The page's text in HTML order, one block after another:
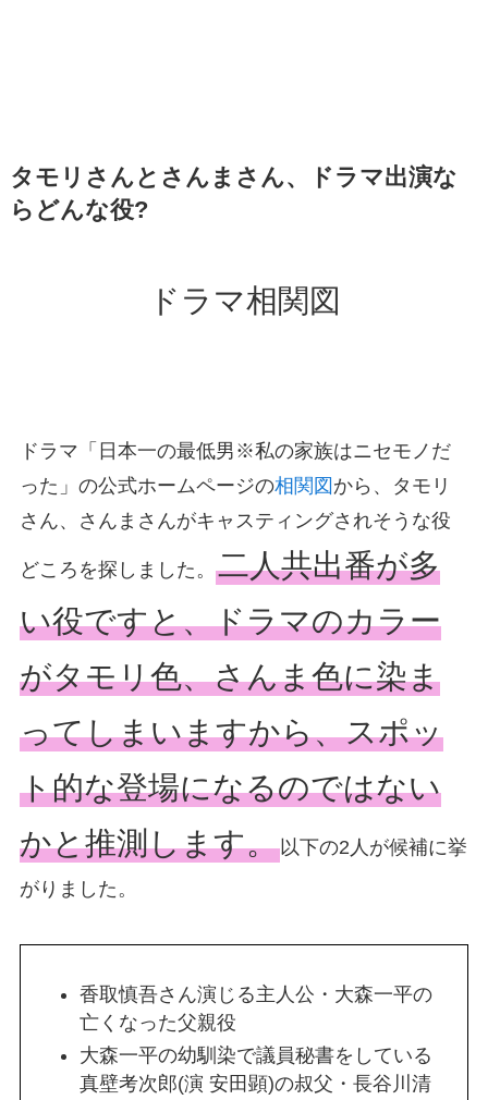
タモリさんとさんまさん、ドラマ出演な
らどんな役?
ドラマ相関図
ドラマ「日本一の最低男※私の家族はニセモノだ
った」の公式ホームページの相関図 から、タモリ
さん、さんまさんがキャスティングされそうな役
どころを探しました。 二人共出番が多
い役ですと、ドラマのカラー
がタモリ色、さんま色に染ま
ってしまいますから、スポッ
ト的な登場になるのではない
かと推測します。以下の2人が候補に挙
がりました。
香取慎吾さん演じる主人公・大森一平の
亡くなった父親役
大森一平の幼馴染で議員秘書をしている
真壁考次郎(演 安田顕)の叔父・長谷川清